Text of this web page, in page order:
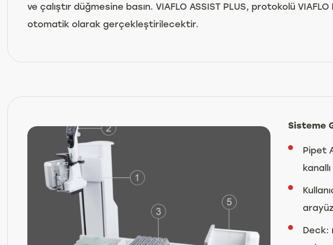
ve çalıştır düğmesine basın. VIAFLO ASSIST PLUS, protokolü
otomatik olarak gerçekleştirilecektir.
Sisteme
Pipet
Deck: